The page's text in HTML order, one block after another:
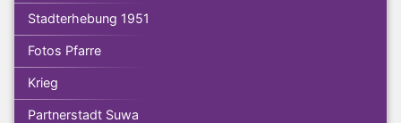
Stadterhebung 1951
Fotos Pfarre
Krieg
Partnerstadt Suwa